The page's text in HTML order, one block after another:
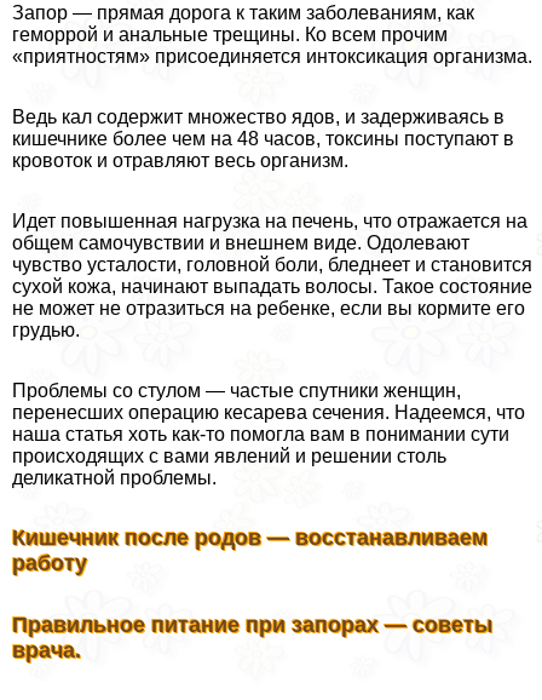
Запор — прямая дорога к таким заболеваниям, как
геморрой и aнaльные трещины. Ко всем прочим
«приятностям» присоединяется интоксикация организма.
Ведь кал содержит множество ядов, и задерживаясь в
кишечнике более чем на 48 часов, токсины поступают в
кровоток и отравляют весь организм.
Идет повышенная нагрузка на печень, что отражается на
общем самочувствии и внешнем виде. Одолевают
чувство усталости, головной боли, бледнеет и становится
сухой кожа, начинают выпадать волосы. Такое состояние
не может не отразиться на ребенке, если вы кормите его
гpyдью.
Проблемы со стулом — частые спутники женщин,
перенесших операцию кесарева сечения. Надеемся, что
наша статья хоть как-то помогла вам в понимании сути
происходящих с вами явлений и решении столь
деликатной проблемы.
Кишечник после родов — восстанавливаем
работу
Правильное питание при запорах — советы
врача.